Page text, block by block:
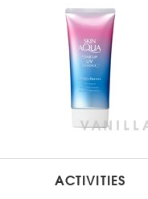
ACTIVITIES